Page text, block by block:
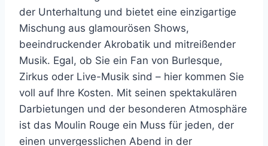
der Unterhaltung und bietet eine einzigartige
Mischung aus glamourösen Shows,
beeindruckender Akrobatik und mitreißender
Musik. Egal, ob Sie ein Fan von Burlesque,
Zirkus oder Live-Musik sind – hier kommen Sie
voll auf Ihre Kosten. Mit seinen spektakulären
Darbietungen und der besonderen Atmosphäre
ist das Moulin Rouge ein Muss für jeden, der
einen unvergesslichen Abend in der